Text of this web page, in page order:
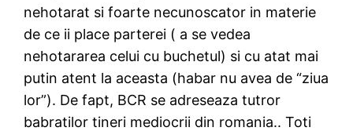
nehotarat si foarte necunoscator in materie
de ce ii place parterei ( a se vedea
nehotararea celui cu buchetul) si cu atat mai
putin atent la aceasta (habar nu avea de “ziua
lor”). De fapt, BCR se adreseaza tutror
babratilor tineri mediocrii din romania.. Toti